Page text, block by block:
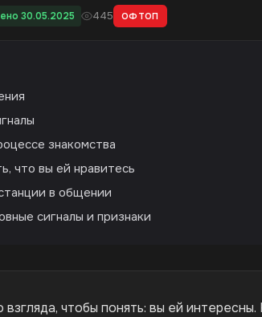
30.05.2025 445 ОФТОП
знакомства
что вы ей нравитесь
в общении
сигналы и признаки
чтобы понять: вы ей